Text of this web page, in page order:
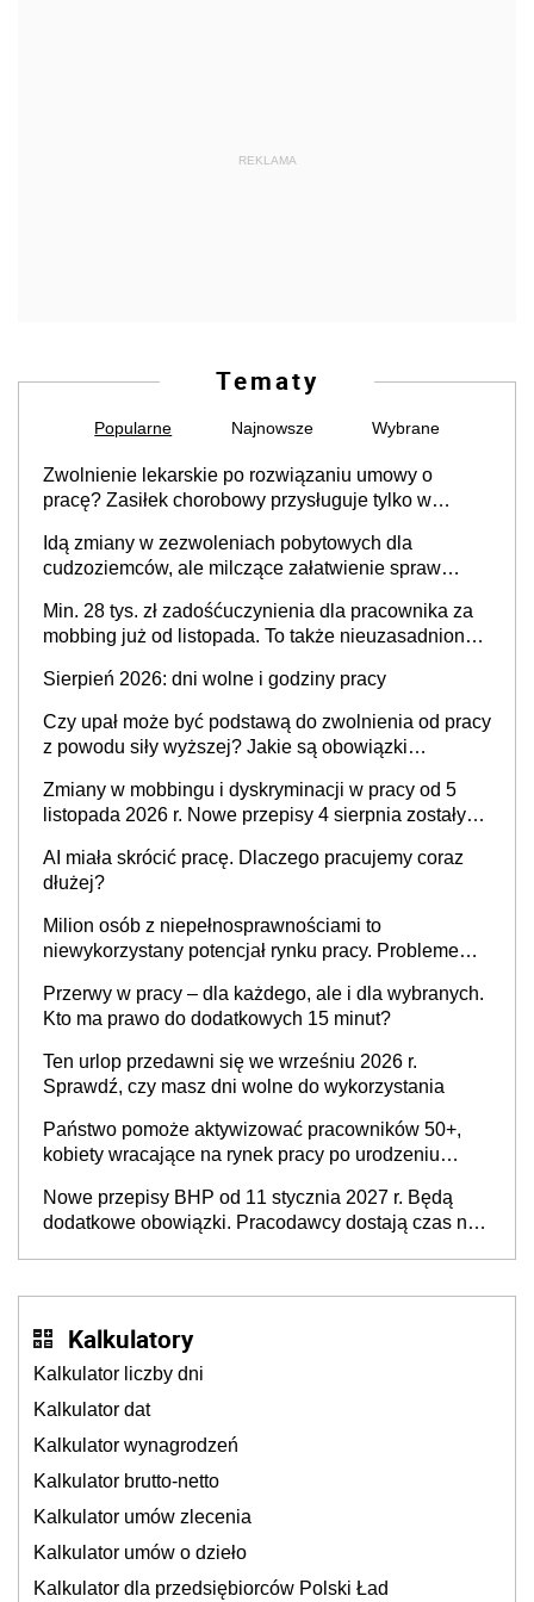
REKLAMA
Tematy
Popularne Najnowsze Wybrane
Zwolnienie lekarskie po rozwiązaniu umowy o
pracę? Zasiłek chorobowy przysługuje tylko w
stosunku pracy
Idą zmiany w zezwoleniach pobytowych dla
cudzoziemców, ale milczące załatwienie spraw
Min. 28 tys. zł zadośćuczynienia dla pracownika za
mobbing już od listopada. To także nieuzasadniona
Sierpień 2026: dni wolne i godziny pracy
Czy upał może być podstawą do zwolnienia od pracy
z powodu siły wyższej? Jakie są obowiązki
Zmiany w mobbingu i dyskryminacji w pracy od 5
listopada 2026 r. Nowe przepisy 4 sierpnia zostały
AI miała skrócić pracę. Dlaczego pracujemy coraz
dłużej?
Milion osób z niepełnosprawnościami to
niewykorzystany potencjał rynku pracy. Problemem
refundacji, ale bariery po stronie systemu i
świadomości pracodawców [WYWIAD]
Przerwy w pracy – dla każdego, ale i dla wybranych.
Kto ma prawo do dodatkowych 15 minut?
Ten urlop przedawni się we wrześniu 2026 r.
Sprawdź, czy masz dni wolne do wykorzystania
Państwo pomoże aktywizować pracowników 50+,
kobiety wracające na rynek pracy po urodzeniu
neuroatypowe. Powstanie Fundusz na rzecz
Inkluzywności w Zatrudnianiu?
Nowe przepisy BHP od 11 stycznia 2027 r. Będą
dodatkowe obowiązki. Pracodawcy dostają czas na
Kalkulatory
Kalkulator liczby dni
Kalkulator dat
Kalkulator wynagrodzeń
Kalkulator brutto-netto
Kalkulator umów zlecenia
Kalkulator umów o dzieło
Kalkulator dla przedsiębiorców Polski Ład